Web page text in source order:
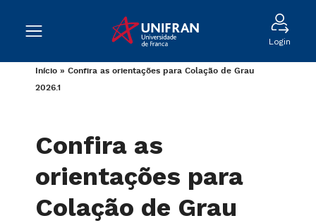
Login
Início » Confira as orientações para Colação de Grau
2026.1
Confira as
orientações para
Colação de Grau